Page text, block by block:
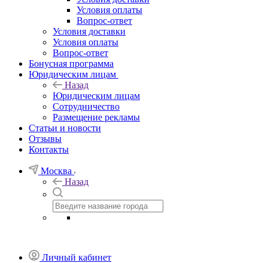
Условия оплаты
Вопрос-ответ
Условия доставки
Условия оплаты
Вопрос-ответ
Бонусная программа
Юридическим лицам
Назад
Юридическим лицам
Сотрудничество
Размещение рекламы
Статьи и новости
Отзывы
Контакты
Москва
Назад
Личный кабинет